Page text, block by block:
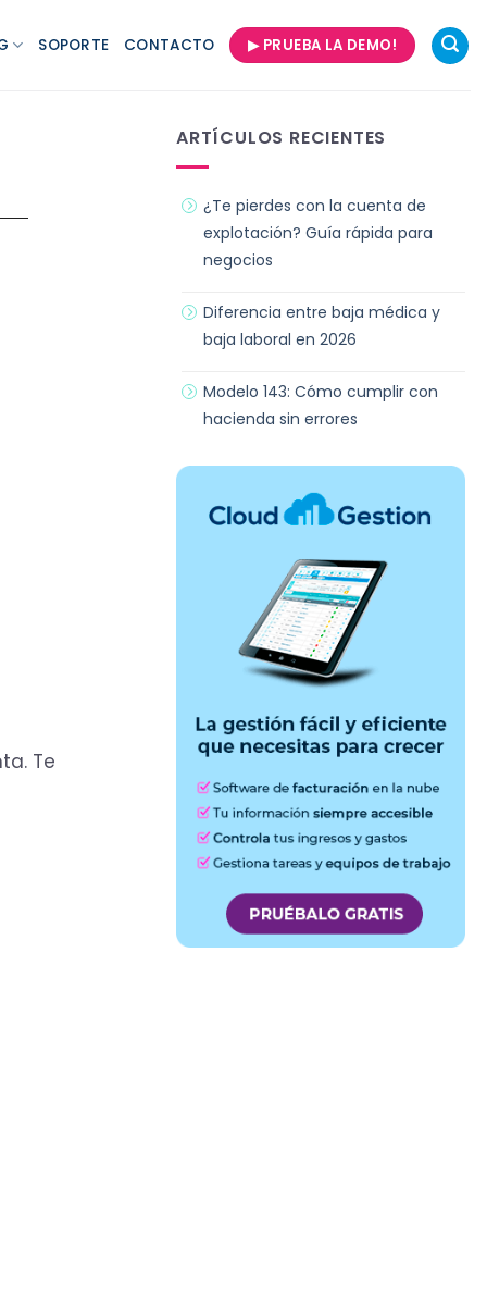
SOPORTE CONTACTO ▶ PRUEBA LA DEMO!
Te
ARTÍCULOS RECIENTES
¿Te pierdes con la cuenta de
explotación? Guía rápida para
negocios
Diferencia entre baja médica y
baja laboral en 2026
Modelo 143: Cómo cumplir con
hacienda sin errores